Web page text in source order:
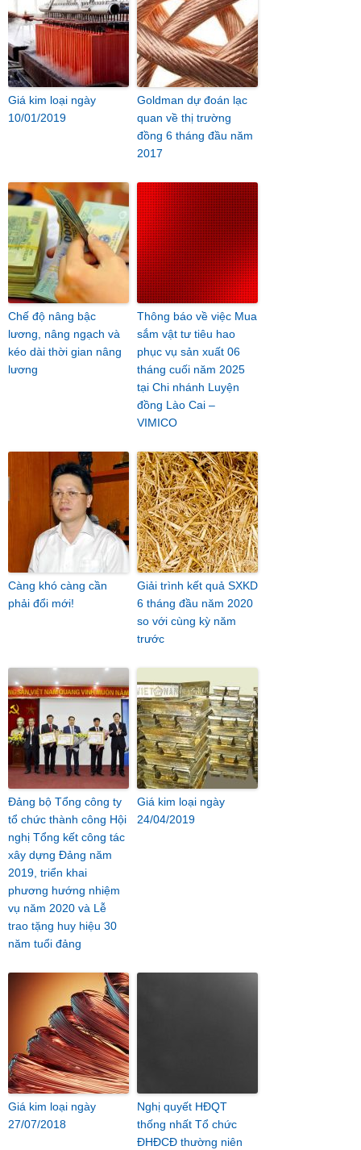
Giá kim loại ngày
10/01/2019
Goldman dự đoán lạc
quan về thị trường
đồng 6 tháng đầu năm
2017
Chế độ nâng bậc
lương, nâng ngạch và
kéo dài thời gian nâng
lương
Thông báo về việc Mua
sắm vật tư tiêu hao
phục vụ sản xuất 06
tháng cuối năm 2025
tại Chi nhánh Luyện
đồng Lào Cai –
VIMICO
Càng khó càng cần
phải đổi mới!
Giải trình kết quả SXKD
6 tháng đầu năm 2020
so với cùng kỳ năm
trước
Đảng bộ Tổng công ty
tổ chức thành công Hội
nghị Tổng kết công tác
xây dựng Đảng năm
2019, triển khai
phương hướng nhiệm
vụ năm 2020 và Lễ
trao tặng huy hiệu 30
năm tuổi đảng
Giá kim loại ngày
24/04/2019
Giá kim loại ngày
27/07/2018
Nghị quyết HĐQT
thống nhất Tổ chức
ĐHĐCĐ thường niên